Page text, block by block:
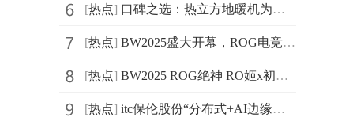
[热点] 口碑之选：热立方地暖机为何成为家庭冷暖新标杆？
[热点] BW2025盛大开幕，ROG电竞显示器全员集合，高能表现惊艳全
[热点] BW2025 ROG绝神 RO姬x初音未来版电竞显示器，双模新品闪耀登场
[热点] itc保伦股份“分布式+AI边缘计算”解决方案赋能智慧警务